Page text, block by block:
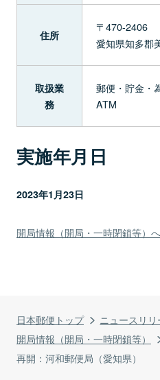
日本郵便トップ
ニュースリリ
開局情報（開局・一時閉鎖等）
再開：河和郵便局（愛知県）
住所
〒470-2406
愛知県知多郡
取扱業
務
郵便・貯金・
ATM
実施年月日
2023年1月23日
開局情報（開局・一時閉鎖等）